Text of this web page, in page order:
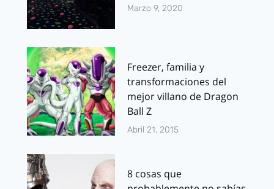
Marzo 9, 2020
Freezer, familia y
transformaciones del
mejor villano de Dragon
Ball Z
Abril 21, 2015
8 cosas que